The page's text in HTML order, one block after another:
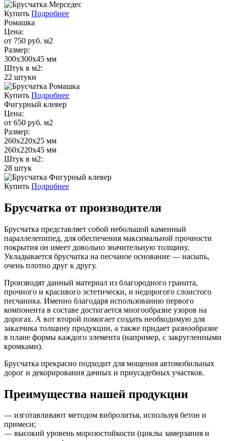
Купить Подробнее
Ромашка
Цена:
от 750 руб. м2
Размер:
300х300х45 мм
Штук в м2:
22 штуки
Купить Подробнее
Фигурный клевер
Цена:
от 650 руб. м2
Размер:
260х220х25 мм
260х220х45 мм
Штук в м2:
28 штук
Купить Подробнее
Брусчатка от производителя
Брусчатка представляет собой небольшой каменный
параллелепипед, для обеспечения максимальной прочности
покрытия он имеет довольно значительную толщину.
Укладывается брусчатка на песчаное основание — насыпь,
очень плотно друг к другу.
Производят данный материал из благородного гранита,
прочного и красивого эстетически, и недорогого слоистого
песчаника. Именно благодаря использованию первого
компонента в составе достигается многообразие узоров на
дорогах. А вот второй помогает создать необходимую для
заказчика толщину продукции, а также придает разнообразие
в плане формы каждого элемента (например, с закругленными
кромками).
Брусчатка прекрасно подходит для мощения автомобильных
дорог и декорирования дачных и приусадебных участков.
Преимущества нашей продукции
— изготавливают методом вибролитья, используя бетон и
примеси;
— высокий уровень морозостойкости (циклы замерзания и